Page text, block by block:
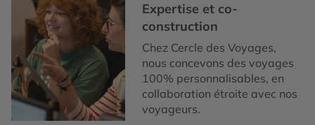
Expertise et co-
construction
Chez Cercle des Voyages,
nous concevons des voyages
100% personnalisables, en
collaboration étroite avec nos
voyageurs.